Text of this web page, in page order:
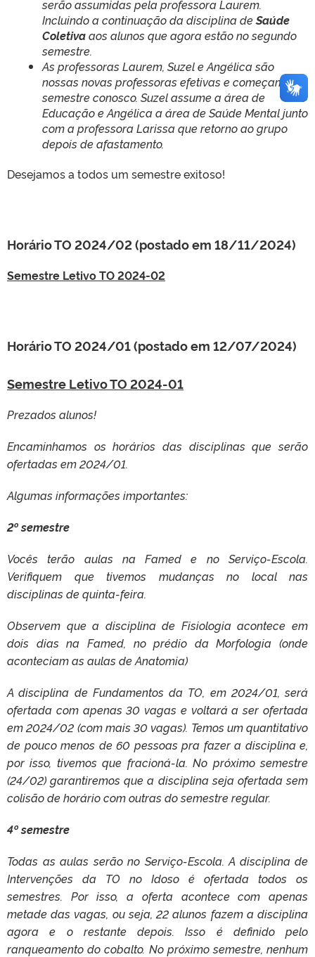
serão assumidas pela professora Laurem.
Incluindo a continuação da disciplina deSaúde
Coletivaaos alunos que agora estão no segundo
semestre.
As professoras Laurem, Suzel e Angélica são
nossas novas professoras efetivas e começam o
semestre conosco. Suzel assume a área de
Educação e Angélica a área de Saúde Mental junto
com a professora Larissa que retorno ao grupo
depois de afastamento.
Desejamos a todos um semestre exitoso!
Horário TO 2024/02 (postado em 18/11/2024)
Semestre Letivo TO 2024-02
Horário TO 2024/01 (postado em 12/07/2024)
Semestre Letivo TO 2024-01
Prezados alunos!
Encaminhamos os horários das disciplinas que serão
ofertadas em 2024/01.
Algumas informações importantes:
2º semestre
Vocês terão aulas na Famed e no Serviço-Escola.
Verifiquem que tivemos mudanças no local nas
disciplinas de quinta-feira.
Observem que a disciplina de Fisiologia acontece em
dois dias na Famed, no prédio da Morfologia (onde
aconteciam as aulas de Anatomia)
A disciplina de Fundamentos da TO, em 2024/01, será
ofertada com apenas 30 vagas e voltará a ser ofertada
em 2024/02 (com mais 30 vagas). Temos um quantitativo
de pouco menos de 60 pessoas pra fazer a disciplina e,
por isso, tivemos que fracioná-la. No próximo semestre
(24/02) garantiremos que a disciplina seja ofertada sem
colisão de horário com outras do semestre regular.
4º semestre
Todas as aulas serão no Serviço-Escola. A disciplina de
Intervenções da TO no Idoso é ofertada todos os
semestres. Por isso, a oferta acontece com apenas
metade das vagas, ou seja, 22 alunos fazem a disciplina
agora e o restante depois. Isso é definido pelo
ranqueamento do cobalto. No próximo semestre, nenhum